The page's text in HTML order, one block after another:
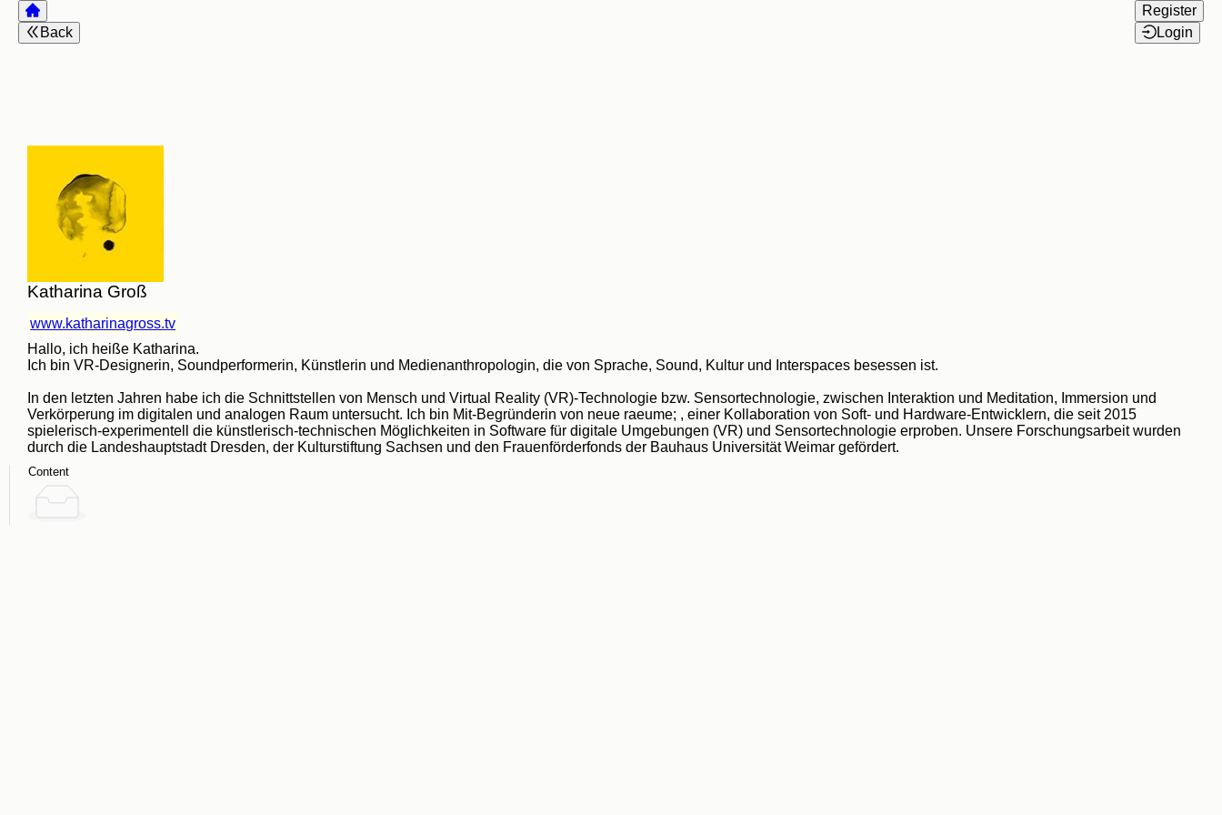
Back
Register
Login
Katharina Groß
www.katharinagross.tv
Hallo, ich heiße Katharina.
Ich bin VR-Designerin, Soundperformerin, Künstlerin und Medienanthropologin, die von Sprache, Sound, Kultur und Interspaces besessen ist.
In den letzten Jahren habe ich die Schnittstellen von Mensch und Virtual Reality (VR)-Technologie bzw. Sensortechnologie, zwischen Interaktion und Meditation, Immersion und
Verkörperung im digitalen und analogen Raum untersucht. Ich bin Mit-Begründerin von neue raeume; , einer Kollaboration von Soft- und Hardware-Entwicklern, die seit 2015
spielerisch-experimentell die künstlerisch-technischen Möglichkeiten in Software für digitale Umgebungen (VR) und Sensortechnologie erproben. Unsere Forschungsarbeit wurden
durch die Landeshauptstadt Dresden, der Kulturstiftung Sachsen und den Frauenförderfonds der Bauhaus Universität Weimar gefördert.
Content